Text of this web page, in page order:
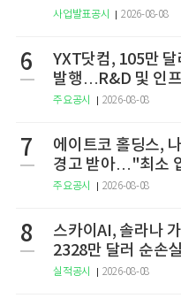
사업발표공시 2026-08-08
6
YXT닷컴, 105만
발행…R&D 및 인
주요공시 2026-08-08
7
에이트코 홀딩스,
경고 받아…"최소
주요공시 2026-08-08
8
스카이AI, 솔라나
2328만 달러 순손
사명·티커 변경 완료
실적공시 2026-08-08